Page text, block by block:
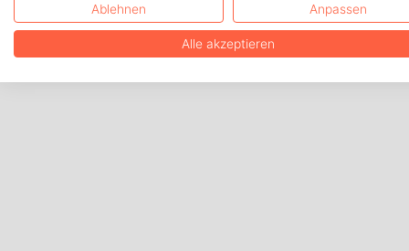
Ablehnen Anpassen
Alle akzeptieren